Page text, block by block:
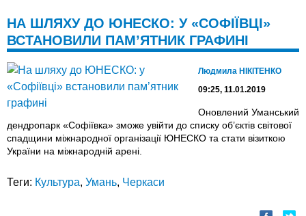
НА ШЛЯХУ ДО ЮНЕСКО: У «СОФІЇВЦІ»
ВСТАНОВИЛИ ПАМ’ЯТНИК ГРАФИНІ
Людмила НІКІТЕНКО
09:25, 11.01.2019
Оновлений Уманський
дендропарк «Софіївка» зможе увійти до списку об’єктів світової
спадщини міжнародної організації ЮНЕСКО та стати візиткою
України на міжнародній арені.
Теги: Культура, Умань, Черкаси